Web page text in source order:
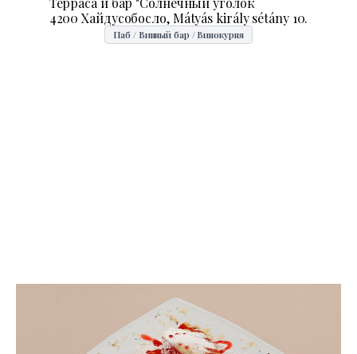
4200 Хайдусобосло, Mátyás király sétány 10.
Паб / Винный бар / Винокурня